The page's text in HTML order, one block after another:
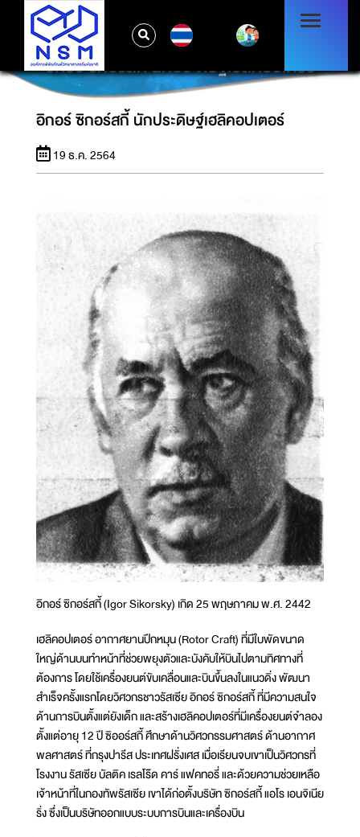
อิกอร์ ซิกอร์สกี้ นักประดิษฐ์เฮลิคอปเตอร์
อิกอร์ ซิกอร์สกี้ นักประดิษฐ์เฮลิคอปเตอร์
19 ธ.ค. 2564
อิกอร์ ซิกอร์สกี้ (Igor Sikorsky) เกิด 25 พฤษภาคม พ.ศ. 2442
เฮลิคอปเตอร์ อากาศยานปีกหมุน (Rotor Craft) ที่มีใบพัดขนาด
ใหญ่ด้านบนทำหน้าที่ช่วยพยุงตัวและบังคับให้บินไปตามทิศทางที่
ต้องการ โดยใช้เครื่องยนต์ขับเคลื่อนและบินขึ้นลงในแนวดิ่ง พัฒนา
สำเร็จครั้งแรกโดยวิศวกรชาวรัสเซีย อิกอร์ ซิกอร์สกี้ ที่มีความสนใจ
ด้านการบินตั้งแต่ยังเด็ก และสร้างเฮลิคอปเตอร์ที่มีเครื่องยนต์จำลอง
ตั้งแต่อายุ 12 ปี ซิออร์สกี้ ศึกษาด้านวิศวกรรมศาสตร์ ด้านอากาศ
พลศาสตร์ ที่กรุงปารีส ประเทศฝรั่งเศส เมื่อเรียนจบเขาเป็นวิศวกรที่
โรงงาน รัสเซีย บัลติค เรลโร๊ด คาร์ แฟคทอรี่ และด้วยความช่วยเหลือ
เจ้าหน้าที่ในกองทัพรัสเซีย เขาได้ก่อตั้งบริษัท ซิกอร์สกี้ แอโร เอนจิเนีย
ริ่ง ซึ่งเป็นบริษัทออกแบบระบบการบินและเครื่องบิน